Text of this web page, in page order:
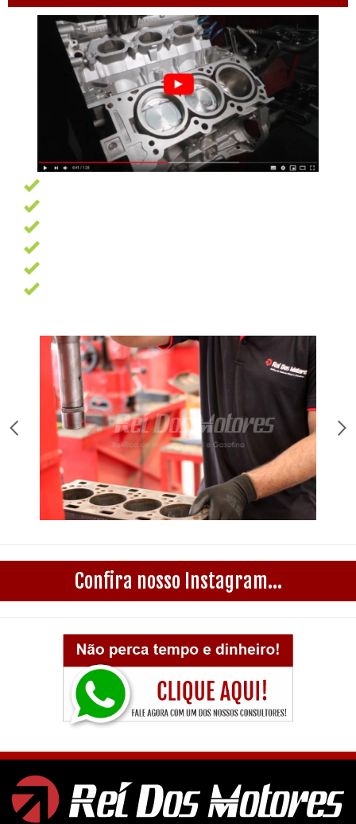
Confira nosso Instagram...